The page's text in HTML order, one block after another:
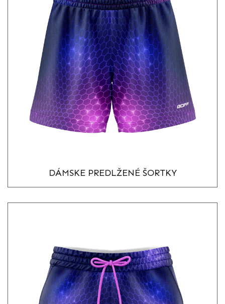
DÁMSKE PREDLŽENÉ ŠORTKY